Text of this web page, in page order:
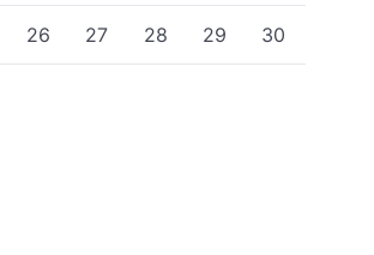
26 27 28 29 30